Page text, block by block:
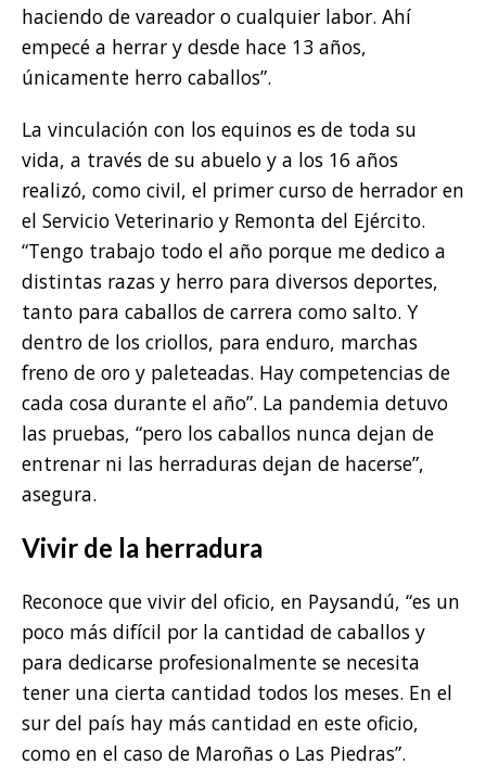
haciendo de vareador o cualquier labor. Ahí
empecé a herrar y desde hace 13 años,
únicamente herro caballos”.
La vinculación con los equinos es de toda su
vida, a través de su abuelo y a los 16 años
realizó, como civil, el primer curso de herrador en
el Servicio Veterinario y Remonta del Ejército.
“Tengo trabajo todo el año porque me dedico a
distintas razas y herro para diversos deportes,
tanto para caballos de carrera como salto. Y
dentro de los criollos, para enduro, marchas
freno de oro y paleteadas. Hay competencias de
cada cosa durante el año”. La pandemia detuvo
las pruebas, “pero los caballos nunca dejan de
entrenar ni las herraduras dejan de hacerse”,
asegura.
Vivir de la herradura
Reconoce que vivir del oficio, en Paysandú, “es un
poco más difícil por la cantidad de caballos y
para dedicarse profesionalmente se necesita
tener una cierta cantidad todos los meses. En el
sur del país hay más cantidad en este oficio,
como en el caso de Maroñas o Las Piedras”.